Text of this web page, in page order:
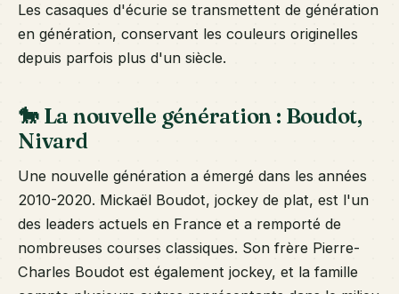
Les casaques d'écurie se transmettent de génération
en génération, conservant les couleurs originelles
depuis parfois plus d'un siècle.
🐎 La nouvelle génération : Boudot,
Nivard
Une nouvelle génération a émergé dans les années
2010-2020. Mickaël Boudot, jockey de plat, est l'un
des leaders actuels en France et a remporté de
nombreuses courses classiques. Son frère Pierre-
Charles Boudot est également jockey, et la famille